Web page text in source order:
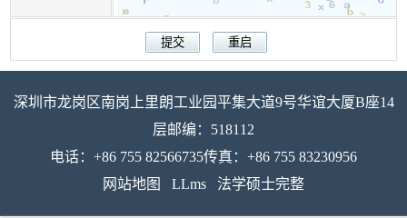
深圳市龙岗区南岗上里朗工业园平集大道9号华谊大厦B座14
层邮编：518112
电话：+86 755 82566735传真：+86 755 83230956
网站地图
LLms 法学硕士完整